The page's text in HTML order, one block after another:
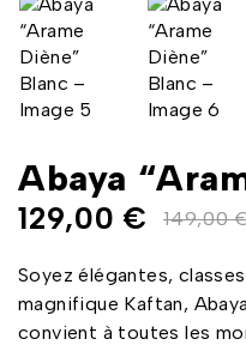
Abaya
149,00
129,00€
Soyez élégantes,
magnifique Kaftan,
convient à toutes les